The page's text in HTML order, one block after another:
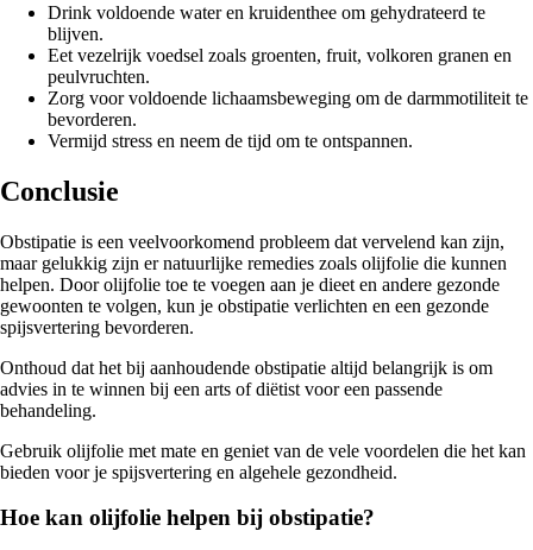
Drink voldoende water en kruidenthee om gehydrateerd te
blijven.
Eet vezelrijk voedsel zoals groenten, fruit, volkoren granen en
peulvruchten.
Zorg voor voldoende lichaamsbeweging om de darmmotiliteit te
bevorderen.
Vermijd stress en neem de tijd om te ontspannen.
Conclusie
Obstipatie is een veelvoorkomend probleem dat vervelend kan zijn,
maar gelukkig zijn er natuurlijke remedies zoals olijfolie die kunnen
helpen. Door olijfolie toe te voegen aan je dieet en andere gezonde
gewoonten te volgen, kun je obstipatie verlichten en een gezonde
spijsvertering bevorderen.
Onthoud dat het bij aanhoudende obstipatie altijd belangrijk is om
advies in te winnen bij een arts of diëtist voor een passende
behandeling.
Gebruik olijfolie met mate en geniet van de vele voordelen die het kan
bieden voor je spijsvertering en algehele gezondheid.
Hoe kan olijfolie helpen bij obstipatie?